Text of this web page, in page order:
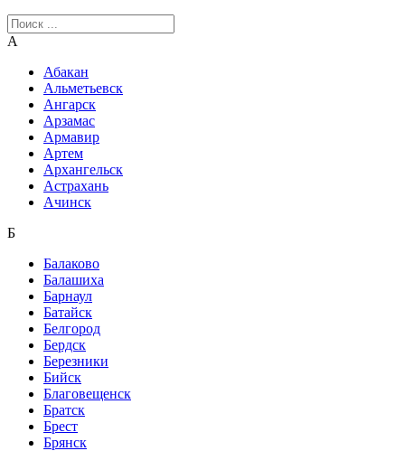
А
Абакан
Альметьевск
Ангарск
Арзамас
Армавир
Артем
Архангельск
Астрахань
Ачинск
Б
Балаково
Балашиха
Барнаул
Батайск
Белгород
Бердск
Березники
Бийск
Благовещенск
Братск
Брест
Брянск